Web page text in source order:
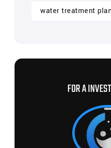
water treatment
FOR A